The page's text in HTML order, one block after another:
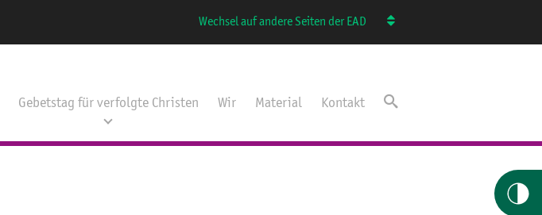
Wechsel auf andere Seiten der EAD
Gebetstag für verfolgte Christen Wir Material Kontakt